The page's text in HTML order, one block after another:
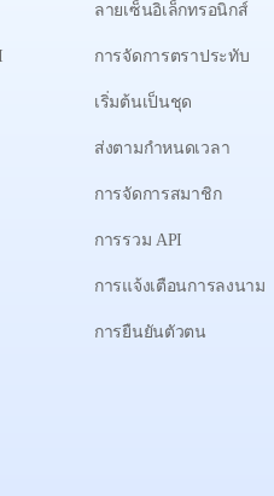
ลายเซ็นอิเล็กทรอนิกส์
การจัดการตราประทับ
เริ่มต้นเป็นชุด
ส่งตามกำหนดเวลา
การจัดการสมาชิก
การรวม API
การแจ้งเตือนการลงนาม
การยืนยันตัวตน